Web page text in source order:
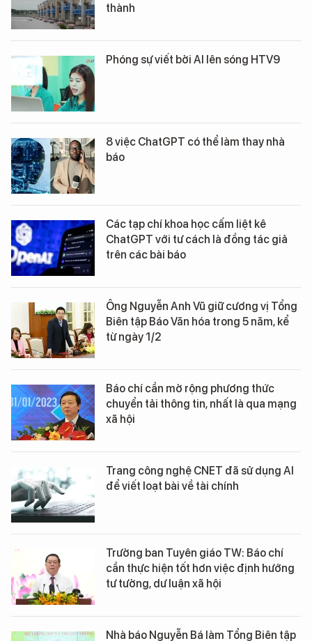
thành
Phóng sự viết bởi AI lên sóng HTV9
8 việc ChatGPT có thể làm thay nhà
báo
Các tạp chí khoa học cấm liệt kê
ChatGPT với tư cách là đồng tác giả
trên các bài báo
Ông Nguyễn Anh Vũ giữ cương vị Tổng
Biên tập Báo Văn hóa trong 5 năm, kể
từ ngày 1/2
Báo chí cần mở rộng phương thức
chuyển tải thông tin, nhất là qua mạng
xã hội
Trang công nghệ CNET đã sử dụng AI
để viết loạt bài về tài chính
Trưởng ban Tuyên giáo TW: Báo chí
cần thực hiện tốt hơn việc định hướng
tư tưởng, dư luận xã hội
Nhà báo Nguyễn Bá làm Tổng Biên tập